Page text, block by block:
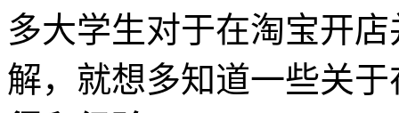
多大学生对于在淘宝开
解，就想多知道一些关于